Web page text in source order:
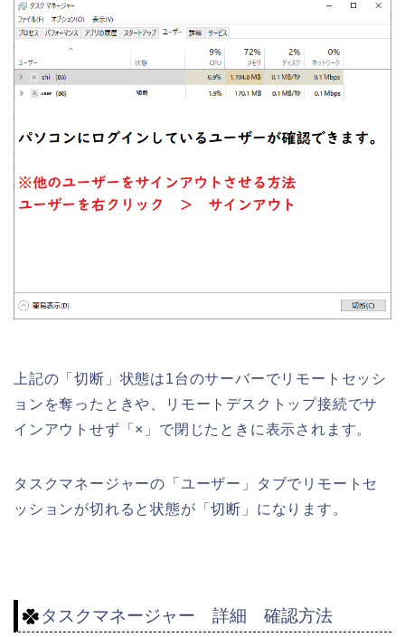
上記の「切断」状態は1台のサーバーでリモートセッシ
ョンを奪ったときや、リモートデスクトップ接続でサ
インアウトせず「×」で閉じたときに表示されます。
タスクマネージャーの「ユーザー」タブでリモートセ
ッションが切れると状態が「切断」になります。
タスクマネージャー 詳細 確認方法